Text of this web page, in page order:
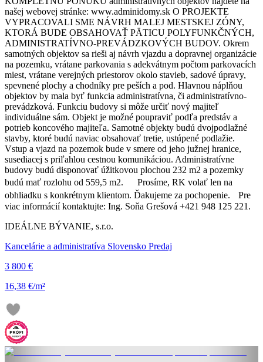
našej webovej stránke: www.adminidomy.sk O PROJEKTE
VYPRACOVALI SME NÁVRH MALEJ MESTSKEJ ZÓNY,
KTORÁ BUDE OBSAHOVAŤ PÄTICU POLYFUNKČNÝCH,
ADMINISTRATÍVNO-PREVÁDZKOVÝCH BUDOV. Okrem
samotných objektov sa rieši aj návrh vjazdu a dopravnej organizácie
na pozemku, vrátane parkovania s adekvátnym počtom parkovacích
miest, vrátane verejných priestorov okolo stavieb, sadové úpravy,
spevnené plochy a chodníky pre peších a pod. Hlavnou náplňou
objektov by mala byť funkcia administratívna, či administratívno-
prevádzková. Funkciu budovy si môže určiť nový majiteľ
individuálne sám. Objekt je možné poupraviť podľa predstáv a
potrieb koncového majiteľa. Samotné objekty budú dvojpodlažné
stavby, ktoré budú naviac obsahovať tretie, ustúpené podlažie.
Vstup a vjazd na pozemok bude v smere od jeho južnej hranice,
susediacej s priľahlou cestnou komunikáciou. Administratívne
budovy budú disponovať úžitkovou plochou 232 m2 a pozemky
budú mať rozlohu od 559,5 m2. Prosíme, RK volať len na
obhliadku s konkrétnym klientom. Ďakujeme za pochopenie. Pre
viac informácií kontaktujte: Ing. Soňa Grešová +421 948 125 221.
IDEÁLNE BÝVANIE, s.r.o.
Kancelárie a administratíva Slovensko Predaj
3 800 €
16,38 €/m²